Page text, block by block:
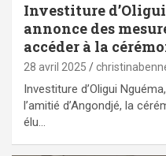
Investiture
annonce des
accéder à la
28 avril 2025
Investiture d’Oligui
l’amitié d’Angondjé, la
élu…